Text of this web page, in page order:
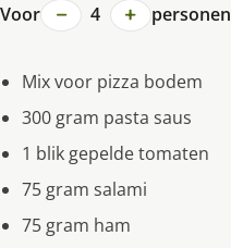
Voor − 4 + personen
Mix voor pizza bodem
300 gram pasta saus
1 blik gepelde tomaten
75 gram salami
75 gram ham